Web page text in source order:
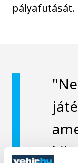
pályafutását.